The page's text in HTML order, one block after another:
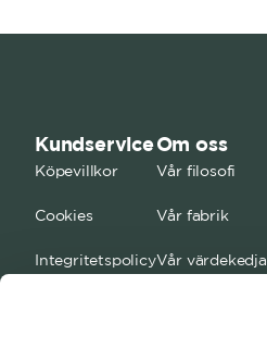
Kundservice
Köpevillkor
Cookies
Integritetspolicy
Om oss
Vår filosofi
Vår fabrik
Vår värdekedja